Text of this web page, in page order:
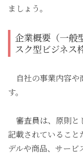
ましょう。
企業概要（一般
スク型ビジネス
自社の事業内容や
す。
審査員は、原則と
記載されていること
デルや商品、サー